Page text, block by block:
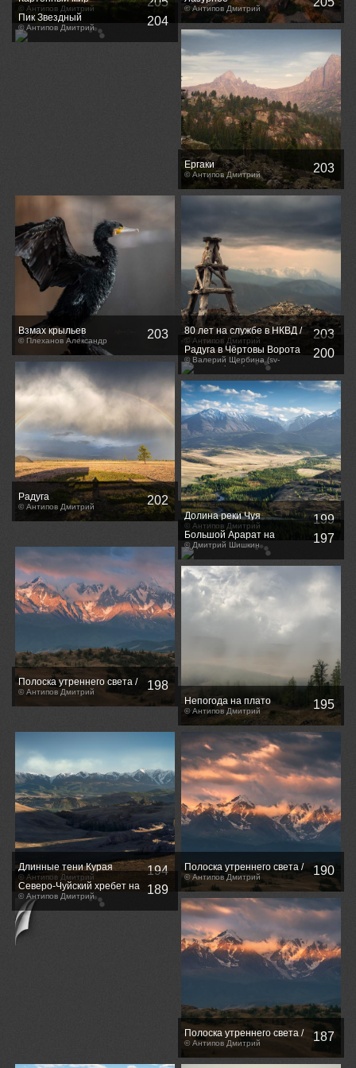
© Антипов Дмитрий © Антипов Дмитрий
Пик Звездный
© Антипов Дмитрий 204
Ергаки
© Антипов Дмитрий 203
Взмах крыльев
© Плеханов Александр 203
80 лет на службе в НКВД /
80 years at NKVD service
© Антипов Дмитрий 203
Радуга
© Антипов Дмитрий 202
Радуга в Чёртовы Ворота
© Валерий Щербина (sv-
phototravel.com)
200
Долина реки Чуя
© Антипов Дмитрий 199
Полоска утреннего света /
Morning Glory stripe
© Антипов Дмитрий 198
Большой Арарат на
рассвете
© Дмитрий Шишкин 197
Непогода на плато
Ештыколь / Foul weather on
Eshtikyol plateau
© Антипов Дмитрий 195
Длинные тени Курая
© Антипов Дмитрий 194
Полоска утреннего света /
Morning Glory stripe
© Антипов Дмитрий 190
Северо-Чуйский хребет на
рассвете / Sundawn at
North-Chuya range
© Антипов Дмитрий 189
Полоска утреннего света /
Morning Glory stripe
© Антипов Дмитрий 187